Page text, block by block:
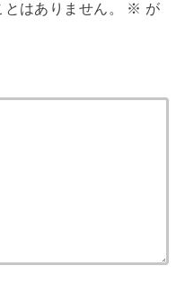
はありません。 ※ が